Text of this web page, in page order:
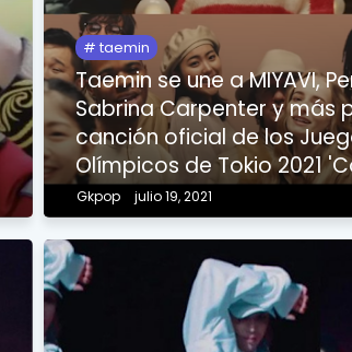
taemin
Taemin se une a MIYAVI,
Sabrina Carpenter y más
canción oficial de los
Olímpicos de Tokio 2021
Gkpop julio 19, 2021